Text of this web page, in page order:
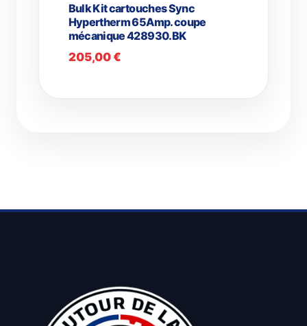
Bulk Kit cartouches Sync
Hypertherm 65Amp. coupe
mécanique 428930.BK
205,00€